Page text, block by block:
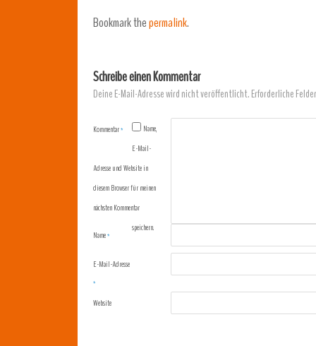
Bookmark thepermalink.
Schreibe einen Kommentar
Deine E-Mail-Adresse wird nicht veröffentlicht.Erforderliche
Kommentar*
Name*
E-Mail-Adresse
*
Website
Name,
E-Mail-
Adresse und Website in
diesem Browser für meinen
nächsten Kommentar
speichern.